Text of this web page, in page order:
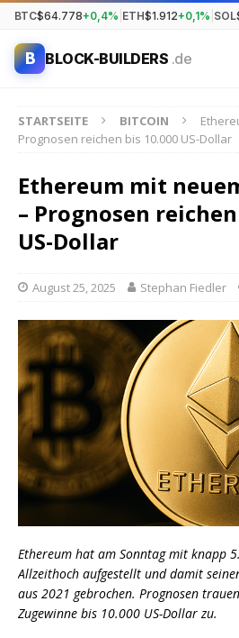
BTC$64.778+0,4% ETH$1.912+0,1% SOL
B BLOCK-BUILDERS .de
STARTSEITE BITCOIN
Prognosen reichen bis 10.000 US-Dollar
Ethereum mit
– Prognosen
US-Dollar
August 25, 2025 Stephan Fiedler
Ethereum hat am Sonntag mit knapp
Allzeithoch aufgestellt und damit
aus 2021 gebrochen. Prognosen
Zugewinne bis 10.000 US-Dollar zu.